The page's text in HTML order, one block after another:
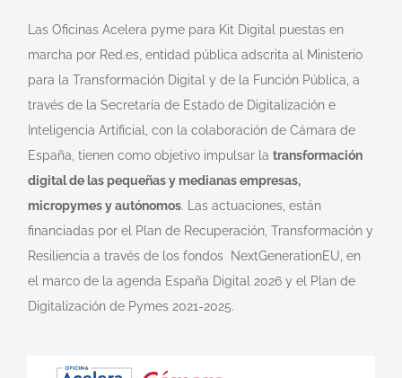
Las Oficinas Acelera pyme para Kit Digital puestas en
marcha por Red.es, entidad pública adscrita al Ministerio
para la Transformación Digital y de la Función Pública, a
través de la Secretaría de Estado de Digitalización e
Inteligencia Artificial, con la colaboración de Cámara de
España, tienen como objetivo impulsar la transformación
digital de las pequeñas y medianas empresas,
micropymes y autónomos. Las actuaciones, están
financiadas por el Plan de Recuperación, Transformación y
Resiliencia a través de los fondos NextGenerationEU, en
el marco de la agenda España Digital 2026 y el Plan de
Digitalización de Pymes 2021-2025.